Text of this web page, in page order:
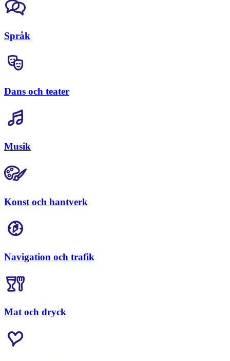
Språk
Dans och teater
Musik
Konst och hantverk
Navigation och trafik
Mat och dryck